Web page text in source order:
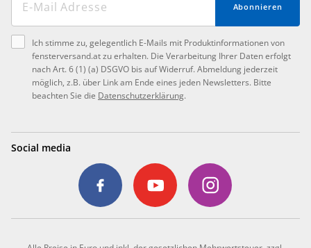
Abonnieren
Ich stimme zu, gelegentlich E-Mails mit Produktinformationen von
fensterversand.at zu erhalten. Die Verarbeitung Ihrer Daten erfolgt
nach Art. 6 (1) (a) DSGVO bis auf Widerruf. Abmeldung jederzeit
möglich, z.B. über Link am Ende eines jeden Newsletters. Bitte
beachten Sie die Datenschutzerklärung.
Social media